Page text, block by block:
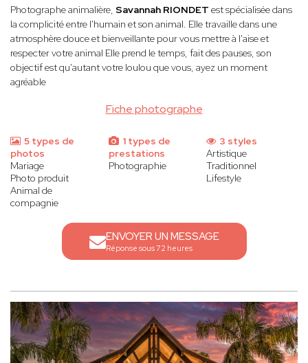
Fiche photographe
Photographe animalière, Savannah RIONDET est spécialisée dans
la complicité entre l'humain et son animal. Elle travaille dans une
atmosphère douce et bienveillante pour vous mettre à l'aise et
respecter votre animal Elle prend le temps, fait des pauses, son
objectif est qu'autant votre loulou que vous, ayez un moment
agréable
5 types de
photos
Mariage
Photo produit
Animal de
compagnie
1 types de
prestations
Photographie
3 styles
Artistique
Traditionnel
Lifestyle
ENVOYER UN MESSAGE
Réponse sous 72 heures